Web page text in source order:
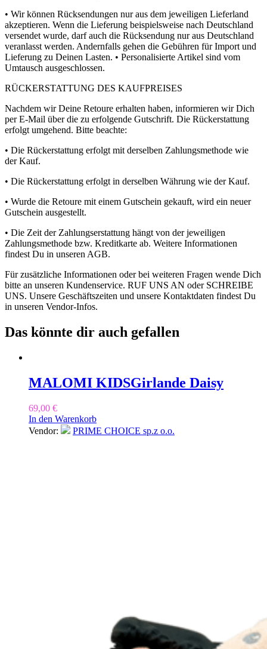
• Wir können Rücksendungen nur aus dem jeweiligen Lieferland
akzeptieren. Wenn die Lieferung beispielsweise nach Deutschland
versendet wurde, darf auch die Rücksendung nur aus Deutschland
veranlasst werden. Andernfalls gehen die Gebühren für Import und
Lieferung zu Deinen Lasten. • Personalisierte Artikel sind vom
Umtausch ausgeschlossen.
RÜCKERSTATTUNG DES KAUFPREISES
Nachdem wir Deine Retoure erhalten haben, informieren wir Dich
per E-Mail über die zu erfolgende Gutschrift. Die Rückerstattung
erfolgt umgehend. Bitte beachte:
• Die Rückerstattung erfolgt mit derselben Zahlungsmethode wie
der Kauf.
• Die Rückerstattung erfolgt in derselben Währung wie der Kauf.
• Wurde die Retoure mit einem Gutschein gekauft, wird ein neuer
Gutschein ausgestellt.
• Die Zeit der Zahlungserstattung hängt von der jeweiligen
Zahlungsmethode bzw. Kreditkarte ab. Weitere Informationen
findest Du in unseren AGB.
Für zusätzliche Informationen oder bei weiteren Fragen wende Dich
bitte an unseren Kundenservice. RUF UNS AN oder SCHREIBE
UNS. Unsere Geschäftszeiten und unsere Kontaktdaten findest Du
in unseren Vendor-Infos.
Das könnte dir auch gefallen
MALOMI KIDSGirlande Daisy
69,00 €
In den Warenkorb
Vendor:
PRIME CHOICE sp.z o.o.